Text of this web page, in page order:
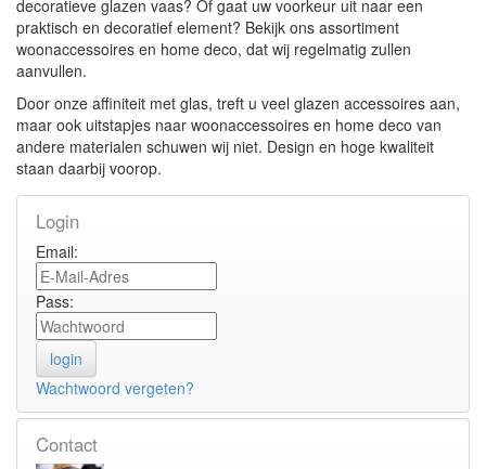
decoratieve glazen vaas? Of gaat uw voorkeur uit naar een
praktisch en decoratief element? Bekijk ons assortiment
woonaccessoires en home deco, dat wij regelmatig zullen
aanvullen.
Door onze affiniteit met glas, treft u veel glazen accessoires aan,
maar ook uitstapjes naar woonaccessoires en home deco van
andere materialen schuwen wij niet. Design en hoge kwaliteit
staan daarbij voorop.
Login
Email:
Pass:
Wachtwoord vergeten?
Contact